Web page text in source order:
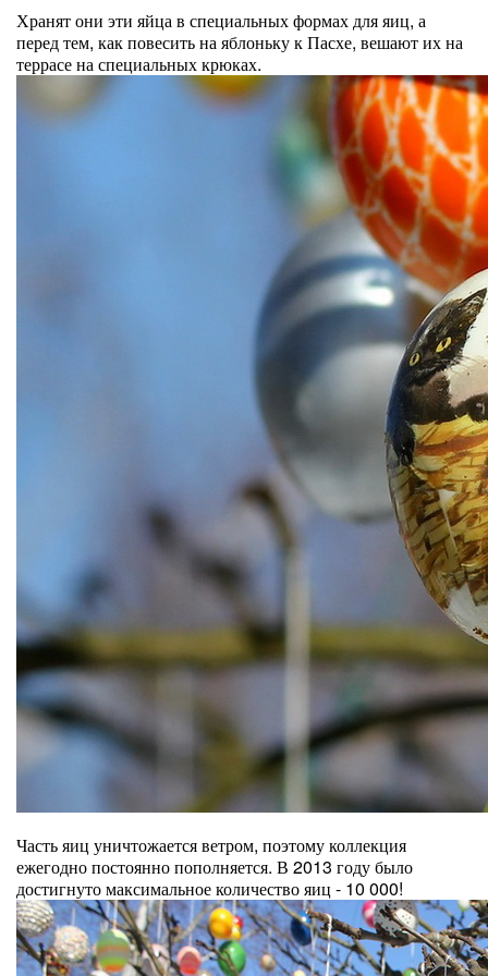
Хранят они эти яйца в специальных формах для яиц, а
перед тем, как повесить на яблоньку к Пасхе, вешают их на
террасе на специальных крюках.
Часть яиц уничтожается ветром, поэтому коллекция
ежегодно постоянно пополняется. В 2013 году было
достигнуто максимальное количество яиц - 10 000!